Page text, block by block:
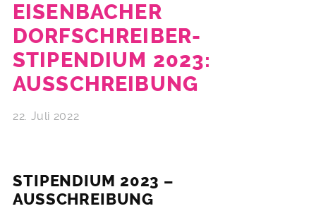
EISENBACHER
DORFSCHREIBER-
STIPENDIUM 2023:
AUSSCHREIBUNG
22. Juli 2022
STIPENDIUM 2023 –
AUSSCHREIBUNG